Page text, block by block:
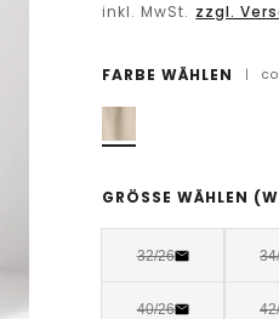
inkl. MwSt. zzgl.
FARBE WÄHLEN |
GRÖSSE WÄHLEN
32/26
40/26